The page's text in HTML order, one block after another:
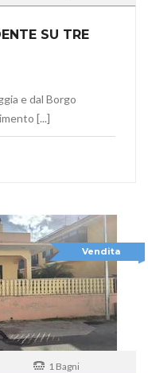
SU TRE
e dal Borgo
[...]
Vendita
1 Bagni